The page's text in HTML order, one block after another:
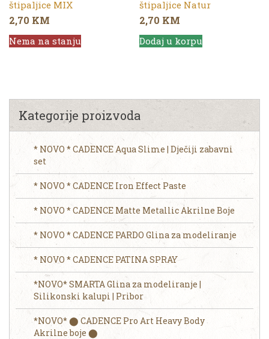
štipaljice MIX
2,70 KM
Nema na stanju
štipaljice Natur
2,70 KM
Dodaj u korpu
Kategorije proizvoda
* NOVO * CADENCE Aqua Slime | Dječiji zabavni
set
* NOVO * CADENCE Iron Effect Paste
* NOVO * CADENCE Matte Metallic Akrilne Boje
* NOVO * CADENCE PARDO Glina za modeliranje
* NOVO * CADENCE PATINA SPRAY
*NOVO* SMARTA Glina za modeliranje |
Silikonski kalupi | Pribor
*NOVO* ⬤ CADENCE Pro Art Heavy Body
Akrilne boje ⬤